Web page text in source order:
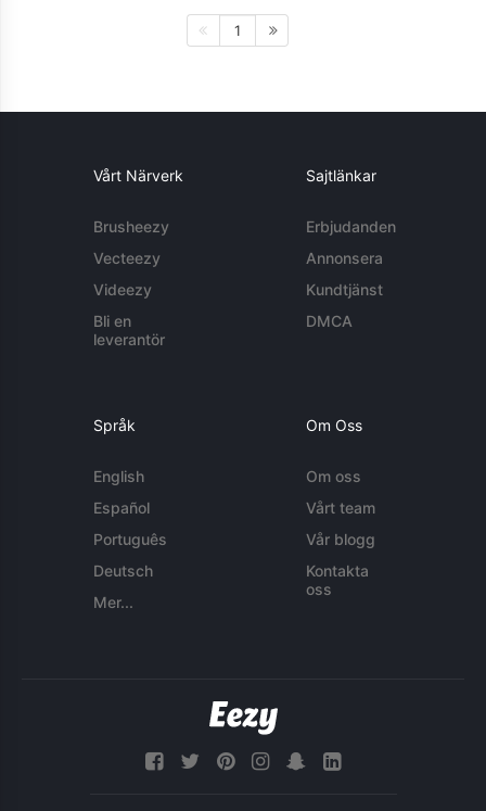
1
Vårt Närverk
Brusheezy
Vecteezy
Videezy
Bli en
leverantör
Sajtlänkar
Erbjudanden
Annonsera
Kundtjänst
DMCA
Språk
English
Español
Português
Deutsch
Mer...
Om Oss
Om oss
Vårt team
Vår blogg
Kontakta
oss